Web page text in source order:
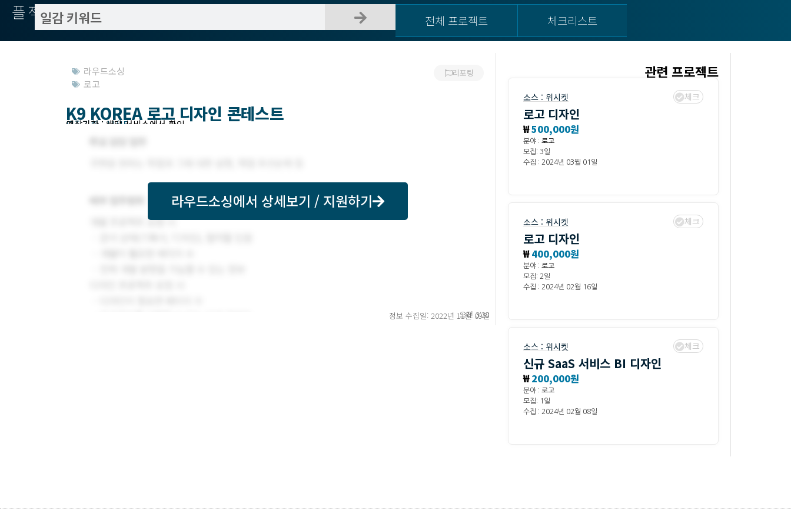
플젝서치 전체 프로젝트 체크리스트
라우드소싱
로고
리포팅
K9 KOREA 로고 디자인 콘테스트
모집기한 : 11/15
예상기간 : 해당 서비스에서 확인
라우드소싱에서 상세보기 / 지원하기
정보 수집일: 2022년 11월 09일
오전 3:28
관련 프로젝트
소스 : 위시켓 체크
로고 디자인
₩500,000원
분야 : 로고
모집: 3일
수집 : 2024년 03월 01일
소스 : 위시켓 체크
로고 디자인
₩400,000원
분야 : 로고
모집: 2일
수집 : 2024년 02월 16일
소스 : 위시켓 체크
신규 SaaS 서비스 BI 디자인
₩200,000원
분야 : 로고
모집: 1일
수집 : 2024년 02월 08일